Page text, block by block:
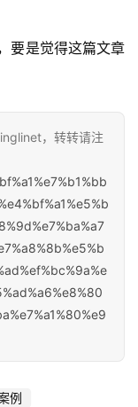
要是觉得这篇文章
，转转请注
例